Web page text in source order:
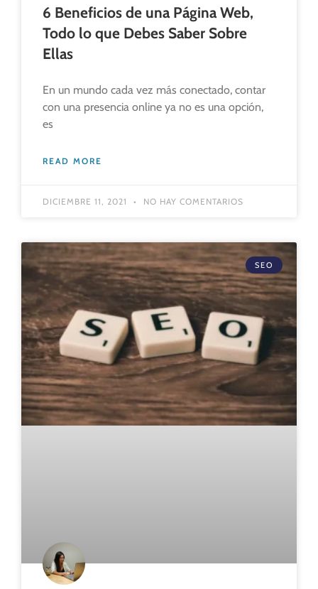
6 Beneficios de una Página Web,
Todo lo que Debes Saber Sobre
Ellas
En un mundo cada vez más conectado, contar
con una presencia online ya no es una opción,
es
READ MORE
DICIEMBRE 11, 2021 NO HAY COMENTARIOS
SEO